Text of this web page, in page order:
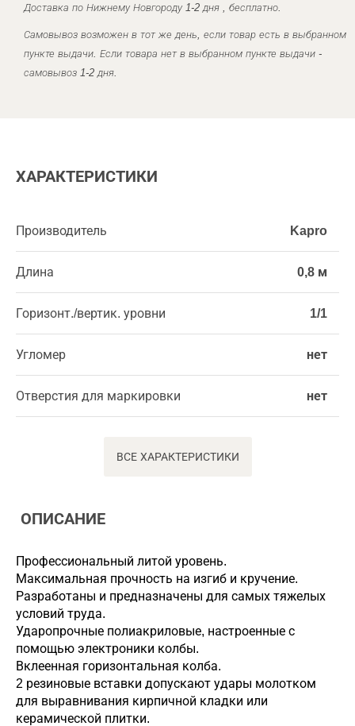
Доставка по Нижнему Новгороду 1-2 дня , бесплатно.
Самовывоз возможен в тот же день, если товар есть в выбранном
пункте выдачи. Если товара нет в выбранном пункте выдачи -
самовывоз 1-2 дня.
ХАРАКТЕРИСТИКИ
Производитель Kapro
Длина 0,8 м
Горизонт./вертик. уровни 1/1
Угломер нет
Отверстия для маркировки нет
ВСЕ ХАРАКТЕРИСТИКИ
ОПИСАНИЕ
Профессиональный литой уровень.
Максимальная прочность на изгиб и кручение.
Разработаны и предназначены для самых тяжелых
условий труда.
Ударопрочные полиакриловые, настроенные с
помощью электроники колбы.
Вклеенная горизонтальная колба.
2 резиновые вставки допускают удары молотком
для выравнивания кирпичной кладки или
керамической плитки.